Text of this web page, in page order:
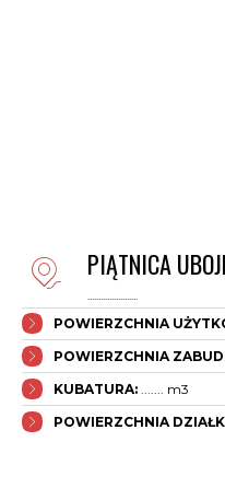
PIĄTNICA
.......................
POWIERZCHNIA
POWIERZCHNIA
KUBATURA:....... m3
POWIERZCHNIA